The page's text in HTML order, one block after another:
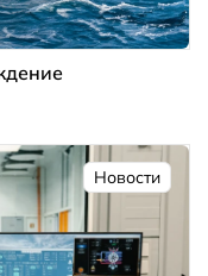
Новости